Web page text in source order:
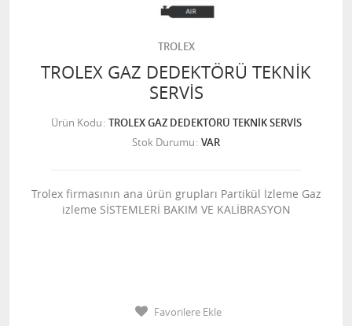
TROLEX
TROLEX GAZ DEDEKTÖRÜ TEKNİK
SERVİS
Ürün Kodu TROLEX GAZ DEDEKTÖRÜ TEKNİK SERVİS
Stok Durumu VAR
Trolex firmasının ana ürün grupları Partikül İzleme Gaz
izleme SİSTEMLERİ BAKIM VE KALİBRASYON
Favorilere Ekle